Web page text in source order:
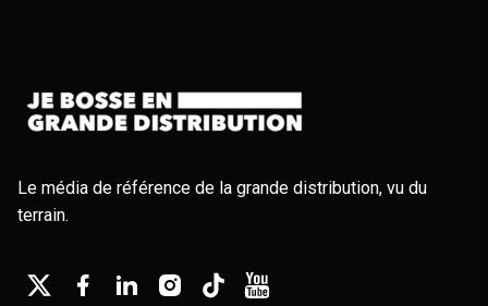
Le média de référence de la grande distribution, vu du
terrain.